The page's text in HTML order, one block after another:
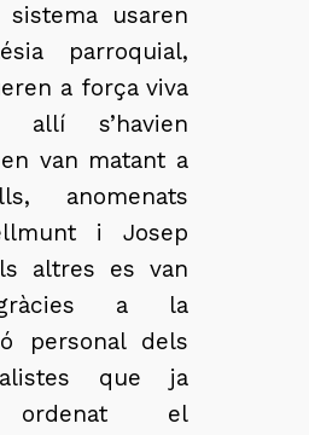
usaren
parroquial,
a força viva
s’havien
van matant a
anomenats
i Josep
altres es van
a la
personal dels
que ja
ordenat el